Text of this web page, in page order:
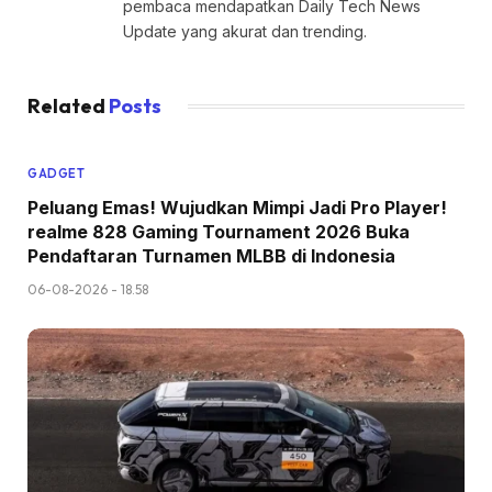
pembaca mendapatkan Daily Tech News
Update yang akurat dan trending.
Related Posts
GADGET
Peluang Emas! Wujudkan Mimpi Jadi Pro Player!
realme 828 Gaming Tournament 2026 Buka
Pendaftaran Turnamen MLBB di Indonesia
06-08-2026 - 18.58